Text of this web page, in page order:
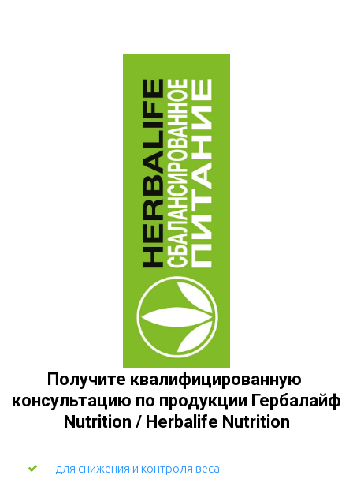
Получите квалифицированную
консультацию по продукции Гербалайф
Nutrition / Herbalife Nutrition
для снижения и контроля веса